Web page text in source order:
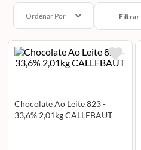
Ordenar Por Filtrar
Chocolate Ao Leite 823 -
33,6% 2,01kg CALLEBAUT